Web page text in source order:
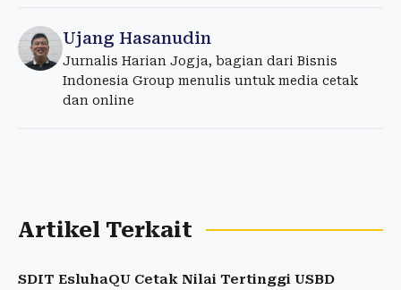
Ujang Hasanudin
Jurnalis Harian Jogja, bagian dari Bisnis
Indonesia Group menulis untuk media cetak
dan online
Artikel Terkait
SDIT EsluhaQU Cetak Nilai Tertinggi USBD